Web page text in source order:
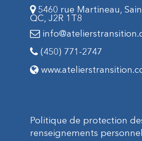
5460 rue Martineau,
QC, J2R 1T8
(450) 771-2747
Politique de protection
renseignements